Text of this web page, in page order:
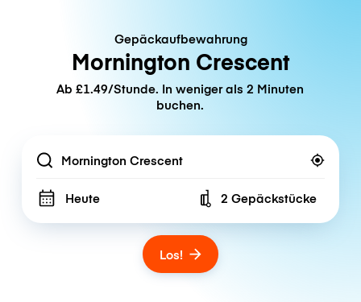
Gepäckaufbewahrung
Mornington Crescent
Ab £1.49/Stunde. In weniger als 2 Minuten
buchen.
Location
Heute Number of bags
2 Gepäckstücke
Los!